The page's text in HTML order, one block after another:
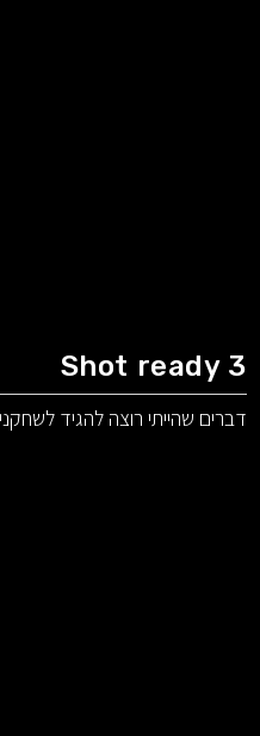
Shot ready 3
דברים שהייתי רוצה להגיד